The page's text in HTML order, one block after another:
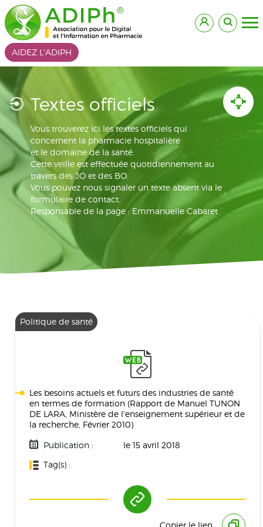
AIDEZ L'ADIPH
Textes officiels
Vous trouverez ici les textes officiels qui
concernent la pharmacie hospitalière
et le domaine de la santé.
Cette veille est effectuée quotidiennement au
travers des JO et des BO.
Vous pouvez nous signaler un texte absent via le
formulaire de contact.
Responsable de la page : Emmanuelle Cabaret
Politique de santé
Les besoins actuels et futurs des industries de santé
en termes de formation (Rapport de Manuel TUNON
DE LARA, Ministère de l'enseignement supérieur et de
la recherche, Février 2010)
Publication :
le 15 avril 2018
Tag(s) :
Copier le lien